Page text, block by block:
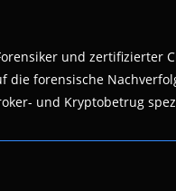
und zertifizierter
die forensische
und Kryptobetrug